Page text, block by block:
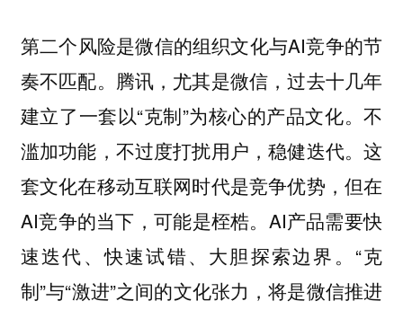
第二个风险是微信的组织文化与AI竞争的节
奏不匹配。腾讯，尤其是微信，过去十几年
建立了一套以“克制”为核心的产品文化。不
滥加功能，不过度打扰用户，稳健迭代。这
套文化在移动互联网时代是竞争优势，但在
AI竞争的当下，可能是桎梏。AI产品需要快
速迭代、快速试错、大胆探索边界。“克
制”与“激进”之间的文化张力，将是微信推进